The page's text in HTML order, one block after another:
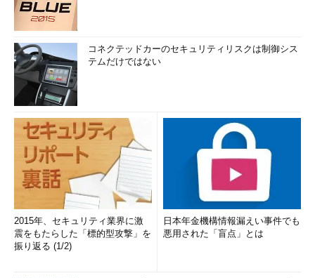
コネクテッドカーのセキュリティリスクは制御シス
テムだけではない
2015年、セキュリティ業界に激
震をもたらした「標的型攻撃」を
振り返る (1/2)
日本年金機構情報漏えい事件でも
悪用された「盲点」とは